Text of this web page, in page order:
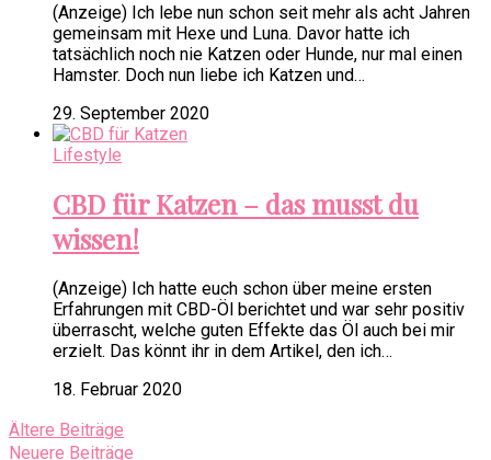
(Anzeige) Ich lebe nun schon seit mehr als acht Jahren
gemeinsam mit Hexe und Luna. Davor hatte ich
tatsächlich noch nie Katzen oder Hunde, nur mal einen
Hamster. Doch nun liebe ich Katzen und…
29. September 2020
Lifestyle
CBD für Katzen – das musst du
wissen!
(Anzeige) Ich hatte euch schon über meine ersten
Erfahrungen mit CBD-Öl berichtet und war sehr positiv
überrascht, welche guten Effekte das Öl auch bei mir
erzielt. Das könnt ihr in dem Artikel, den ich…
18. Februar 2020
Ältere Beiträge
Neuere Beiträge